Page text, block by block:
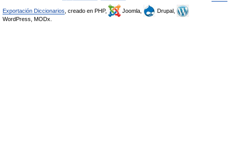
Exportación Diccionarios , creado en PHP, Joomla,
Drupal,
WordPress, MODx.